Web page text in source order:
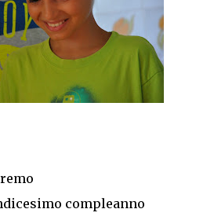
compleanno